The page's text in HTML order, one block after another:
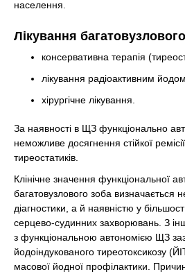
населення.
Лікування
консервативна терапія
лікування радіоактивним
хірургічне лікування.
За наявності в ЩЗ функціонально
неможливе досягнення стійкої
тиреостатиків.
Клінічне значення функціональної
багатовузлового зоба
діагностики, а й наявністю у
серцево-судинних захворювань. З
з функціональною автономією ЩЗ
йодоіндукованого тиреотоксикозу
масової йодної профілактики.